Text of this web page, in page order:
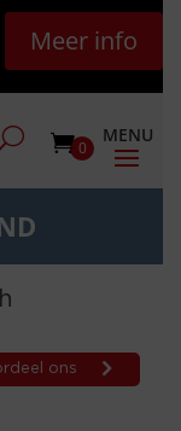
Meer info
0